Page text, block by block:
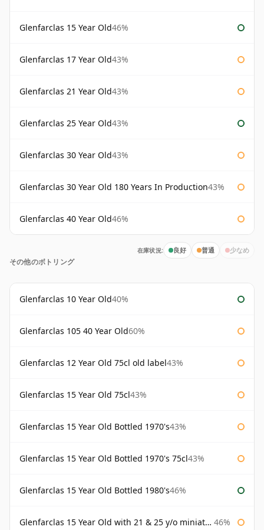
Glenfarclas 15 Year Old46%
Glenfarclas 17 Year Old43%
Glenfarclas 21 Year Old43%
Glenfarclas 25 Year Old43%
Glenfarclas 30 Year Old43%
Glenfarclas 30 Year Old 180 Years In Production43%
Glenfarclas 40 Year Old46%
在庫状況: 良好 普通 少なめ
その他のボトリング
Glenfarclas 10 Year Old40%
Glenfarclas 105 40 Year Old60%
Glenfarclas 12 Year Old 75cl old label43%
Glenfarclas 15 Year Old 75cl43%
Glenfarclas 15 Year Old Bottled 1970's43%
Glenfarclas 15 Year Old Bottled 1970's 75cl43%
Glenfarclas 15 Year Old Bottled 1980's46%
Glenfarclas 15 Year Old with 21 & 25 y/o miniatures 46%